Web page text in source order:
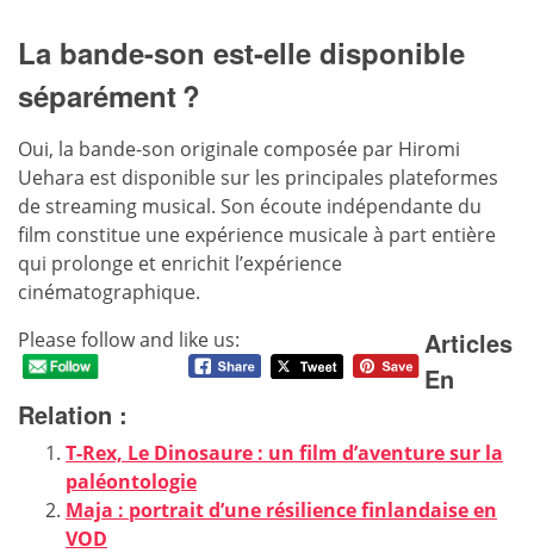
La bande-son est-elle disponible
séparément ?
Oui, la bande-son originale composée par Hiromi
Uehara est disponible sur les principales plateformes
de streaming musical. Son écoute indépendante du
film constitue une expérience musicale à part entière
qui prolonge et enrichit l’expérience
cinématographique.
Please follow and like us:
Articles
En
Relation :
T-Rex, Le Dinosaure : un film d’aventure sur la
paléontologie
Maja : portrait d’une résilience finlandaise en
VOD